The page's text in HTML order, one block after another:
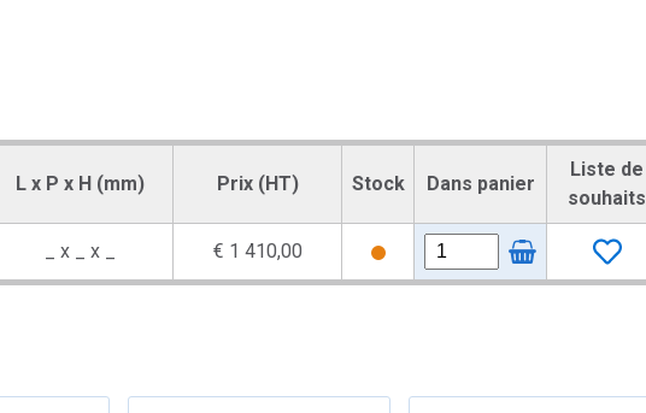
L x P x H (mm) Prix (HT) Stock Dans panier
Liste de
souhaits
_ x _ x _ € 1 410,00